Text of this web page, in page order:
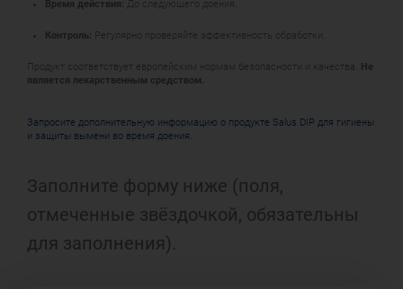
Время действия: До следующего доения.
Контроль: Регулярно проверяйте эффективность обработки.
Продукт соответствует европейским нормам безопасности и качества.
Не
является лекарственным средством.
Запросите дополнительную информацию о продукте Salus DIP для гигиены
и защиты вымени во время доения.
Заполните форму ниже (поля,
отмеченные звёздочкой, обязательны
для заполнения).